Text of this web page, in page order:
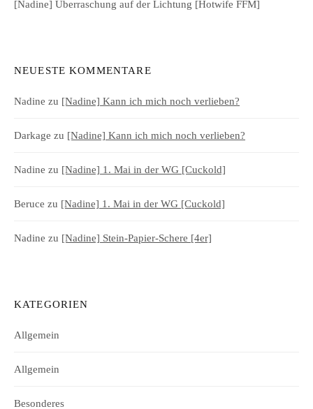
[Nadine] Überraschung auf der Lichtung [Hotwife FFM]
NEUESTE KOMMENTARE
Nadine zu [Nadine] Kann ich mich noch verlieben?
Darkage zu [Nadine] Kann ich mich noch verlieben?
Nadine zu [Nadine] 1. Mai in der WG [Cuckold]
Beruce zu [Nadine] 1. Mai in der WG [Cuckold]
Nadine zu [Nadine] Stein-Papier-Schere [4er]
KATEGORIEN
Allgemein
Allgemein
Besonderes